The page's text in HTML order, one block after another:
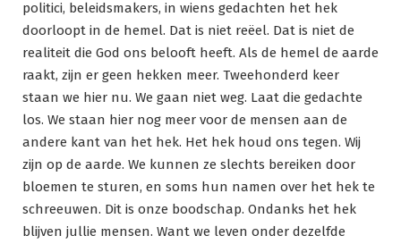
politici, beleidsmakers, in wiens gedachten het hek
doorloopt in de hemel. Dat is niet reëel. Dat is niet de
realiteit die God ons belooft heeft. Als de hemel de aarde
raakt, zijn er geen hekken meer. Tweehonderd keer
staan we hier nu. We gaan niet weg. Laat die gedachte
los. We staan hier nog meer voor de mensen aan de
andere kant van het hek. Het hek houd ons tegen. Wij
zijn op de aarde. We kunnen ze slechts bereiken door
bloemen te sturen, en soms hun namen over het hek te
schreeuwen. Dit is onze boodschap. Ondanks het hek
blijven jullie mensen. Want we leven onder dezelfde